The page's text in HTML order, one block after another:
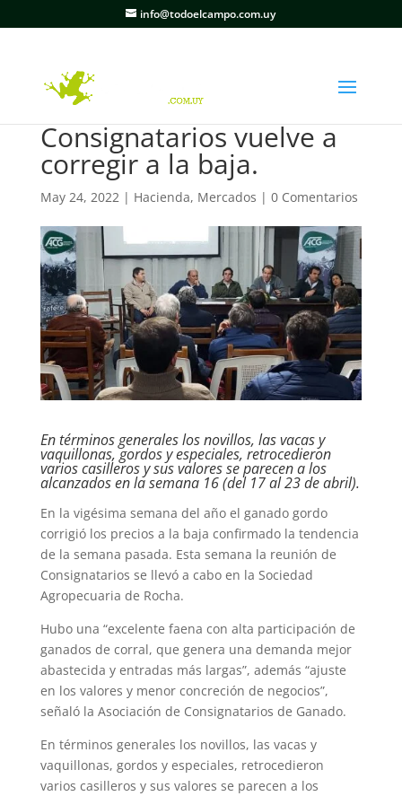
info@todoelcampo.com.uy
Consignatarios vuelve a
corregir a la baja.
May 24, 2022| Hacienda, Mercados | 0 Comentarios
En términos generales los novillos, las vacas y
vaquillonas, gordos y especiales, retrocedieron
varios casilleros y sus valores se parecen a los
alcanzados en la semana 16 (del 17 al 23 de abril).
En la vigésima semana del año el ganado gordo
corrigió los precios a la baja confirmado la tendencia
de la semana pasada. Esta semana la reunión de
Consignatarios se llevó a cabo en la Sociedad
Agropecuaria de Rocha.
Hubo una “excelente faena con alta participación de
ganados de corral, que genera una demanda mejor
abastecida y entradas más largas”, además “ajuste
en los valores y menor concreción de negocios”,
señaló la Asociación de Consignatarios de Ganado.
En términos generales los novillos, las vacas y
vaquillonas, gordos y especiales, retrocedieron
varios casilleros y sus valores se parecen a los